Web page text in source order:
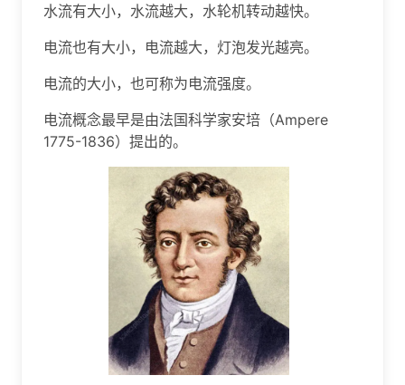
水流有大小，水流越大，水轮机转动越快。
电流也有大小，电流越大，灯泡发光越亮。
电流的大小，也可称为电流强度。
电流概念最早是由法国科学家安培（Ampere
1775-1836）提出的。